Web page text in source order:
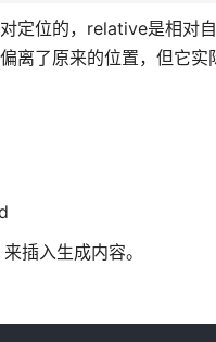
定位的，relative是相对
离了原来的位置，但它
插入生成内容。